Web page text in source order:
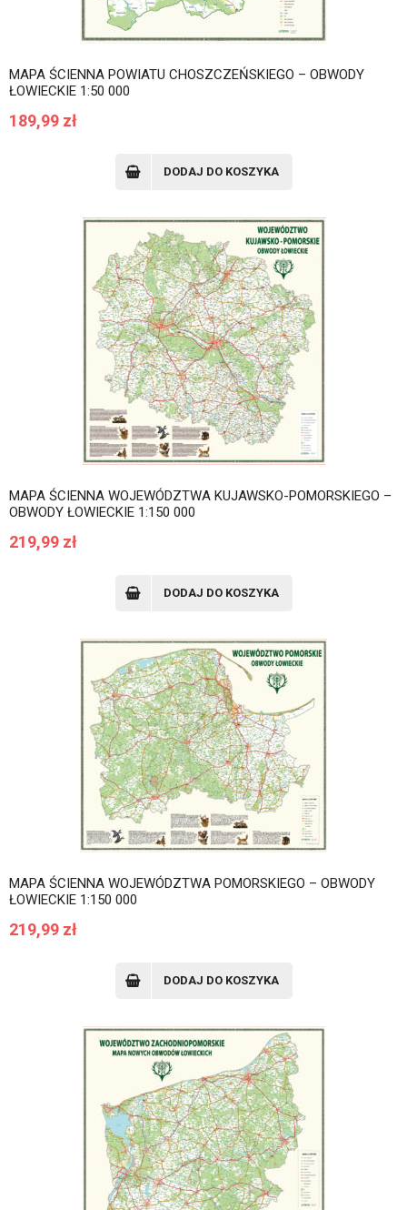
MAPA ŚCIENNA POWIATU CHOSZCZEŃSKIEGO – OBWODY
ŁOWIECKIE 1:50 000
189,99 zł
DODAJ DO KOSZYKA
MAPA ŚCIENNA WOJEWÓDZTWA KUJAWSKO-POMORSKIEGO –
OBWODY ŁOWIECKIE 1:150 000
219,99 zł
DODAJ DO KOSZYKA
MAPA ŚCIENNA WOJEWÓDZTWA POMORSKIEGO – OBWODY
ŁOWIECKIE 1:150 000
219,99 zł
DODAJ DO KOSZYKA